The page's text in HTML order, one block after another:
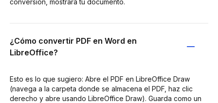
¿Cómo convertir PDF en Word en
LibreOffice?
Esto es lo que sugiero: Abre el PDF en LibreOffice Draw
(navega a la carpeta donde se almacena el PDF, haz clic
derecho y abre usando LibreOffice Draw). Guarda como un